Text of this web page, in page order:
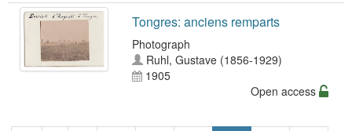
Tongres: anciens remparts
Photograph
Ruhl, Gustave (1856-1929)
1905
Open access